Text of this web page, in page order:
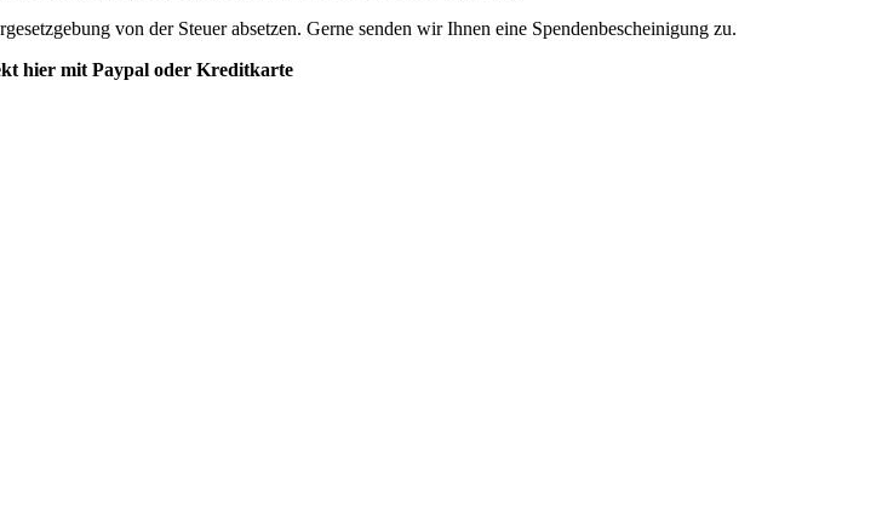
von der Steuer absetzen. Gerne senden wir Ihnen eine Spendenbescheinigung zu.
hier mit Paypal oder Kreditkarte